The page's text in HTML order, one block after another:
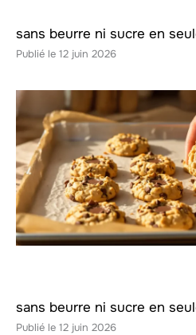
sans beurre ni sucre en
12 juin 2026
sans beurre ni sucre en
12 juin 2026